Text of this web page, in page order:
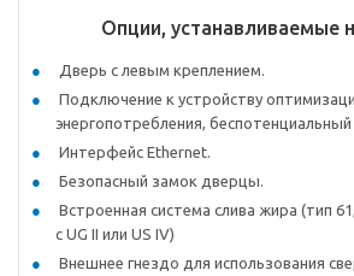
Опции, устанавливаемые
Дверь с левым креплением.
Подключение к устройству
энергопотребления, беспотенциальный
Интерфейс Ethernet.
Безопасный замок дверцы.
Встроенная система слива жира (тип
с UG II или US IV)
Внешнее гнездо для использования